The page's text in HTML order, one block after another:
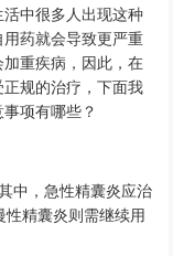
中很多人出现这种
药就会导致更严重
重疾病，因此，在
规的治疗，下面我
项有哪些？
中，急性精囊炎应治
精囊炎则需继续用